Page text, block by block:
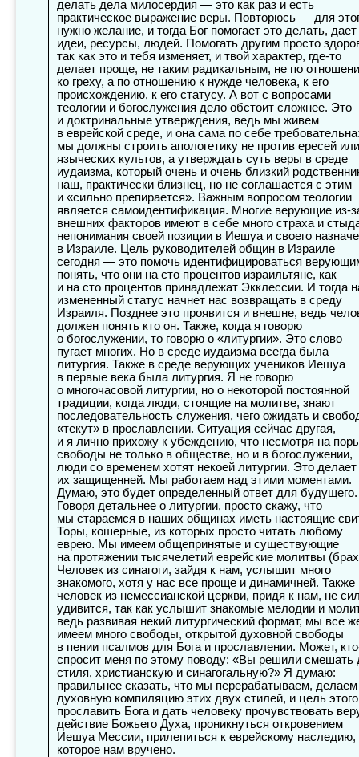
делать дела милосердия — это как раз и есть
практическое выражение веры. Повторюсь — для
нужно желание, и тогда Бог помогает это делать, дает
идеи, ресурсы, людей. Помогать другим просто
так как это и тебя изменяет, и твой характер, где-то
делает проще, не таким радикальным, не по
ко греху, а по отношению к нужде человека, к его
происхождению, к его статусу. А вот с вопросами
теологии и богослужения дело обстоит сложнее. Это
и доктринальные утверждения, ведь мы живем
в еврейской среде, и она сама по себе
мы должны строить апологетику не против ересей или
языческих культов, а утверждать суть веры в среде
иудаизма, который очень и очень близкий
наш, практически близнец, но не соглашается с этим
и «сильно препирается». Важным вопросом теологии
является самоидентификация. Многие верующие из-
внешних факторов имеют в себе много страха и
непонимания своей позиции в Иешуа и своего
в Израиле. Цель руководителей общин в Израиле
сегодня — это помочь идентифицироваться
понять, что они на сто процентов израильтяне, как
и на сто процентов принадлежат Экклессии. И тогда
измененный статус начнет нас возвращать в среду
Израиля. Позднее это проявится и внешне, ведь
должен понять кто он. Также, когда я говорю
о богослужении, то говорю о «литургии». Это слово
пугает многих. Но в среде иудаизма всегда была
литургия. Также в среде верующих учеников Иешуа
в первые века была литургия. Я не говорю
о многочасовой литургии, но о некоторой постоянной
традиции, когда люди, стоящие на молитве, знают
последовательность служения, чего ожидать и
«текут» в прославлении. Ситуация сейчас другая,
и я лично прихожу к убеждению, что несмотря на
свободы не только в обществе, но и в богослужении,
люди со временем хотят некоей литургии. Это делает
их защищенней. Мы работаем над этими моментами.
Думаю, это будет определенный ответ для будущего.
Говоря детальнее о литургии, просто скажу, что
мы стараемся в наших общинах иметь настоящие
Торы, кошерные, из которых просто читать любому
еврею. Мы имеем общепринятые и существующие
на протяжении тысячелетий еврейские молитвы
Человек из синагоги, зайдя к нам, услышит много
знакомого, хотя у нас все проще и динамичней. Также
человек из немессианской церкви, придя к нам, не
удивится, так как услышит знакомые мелодии и
ведь развивая некий литургический формат, мы все
имеем много свободы, открытой духовной свободы
в пении псалмов для Бога и прославлении. Может,
спросит меня по этому поводу: «Вы решили смешать
стиля, христианскую и синагогальную?» Я думаю:
правильнее сказать, что мы перерабатываем, делаем
духовную компиляцию этих двух стилей, и цель
прославить Бога и дать человеку прочувствовать
действие Божьего Духа, проникнуться откровением
Иешуа Мессии, прилепиться к еврейскому наследию,
которое нам вручено.